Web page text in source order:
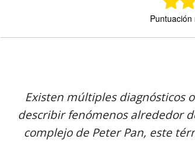
Existen múltiples diagnósticos
describir fenómenos alrededor
complejo de Peter Pan, este